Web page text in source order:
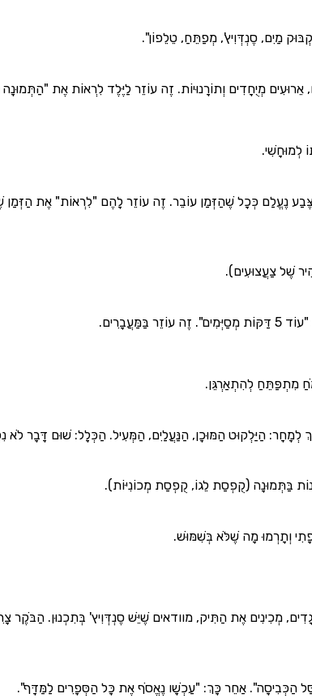
מַיִם, סֶנְדְּוִיץ', מְפַתֵּחַ, טֵלֵפוֹן".
מְיֻחָדִים וְתוֹרָנוּיוֹת. זֶה עוֹזֵר לַיֶּלֶד לִרְאוֹת אֶת
לְמוּחָשִׁי.
מִתְפַּתֵּחַ לְהִתְאַרְגֵּן.
לְמָחָר: הַיַּלְקוּט הַמּוּכָן, הַנַּעֲלַיִם, הַמְּעִיל. הַכְּלָל: שׁוּם דָּבָר לֹא
בַּתְּמוּנָה (קֻפְסַת לֵגוֹ, קֻפְסַת מְכוֹנִיּוֹת).
וְתָרְמוּ מָה שֶׁלֹּא בְּשִׁמּוּשׁ.
מְכִינִים אֶת הַתִּיק, מוודאים שֶׁיֵּשׁ סֶנְדְּוִיץ' בְּתִכְנוּן. הַבֹּקֶר
הַכְּבִיסָה". אַחֵר כָּךְ: "עַכְשָׁו נֶאֱסֹף אֶת כָּל הַסְּפָרִים לַמַּדָּף".